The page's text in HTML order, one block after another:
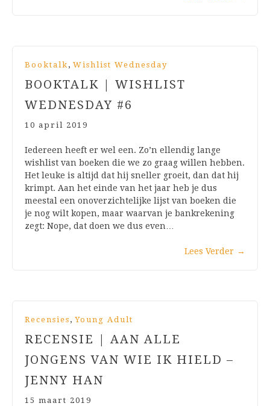
Booktalk , Wishlist Wednesday
BOOKTALK | WISHLIST
WEDNESDAY #6
10 april 2019
Iedereen heeft er wel een. Zo’n ellendig lange
wishlist van boeken die we zo graag willen hebben.
Het leuke is altijd dat hij sneller groeit, dan dat hij
krimpt. Aan het einde van het jaar heb je dus
meestal een onoverzichtelijke lijst van boeken die
je nog wilt kopen, maar waarvan je bankrekening
zegt: Nope, dat doen we dus even…
Lees Verder →
Recensies , Young Adult
RECENSIE | AAN ALLE
JONGENS VAN WIE IK HIELD –
JENNY HAN
15 maart 2019